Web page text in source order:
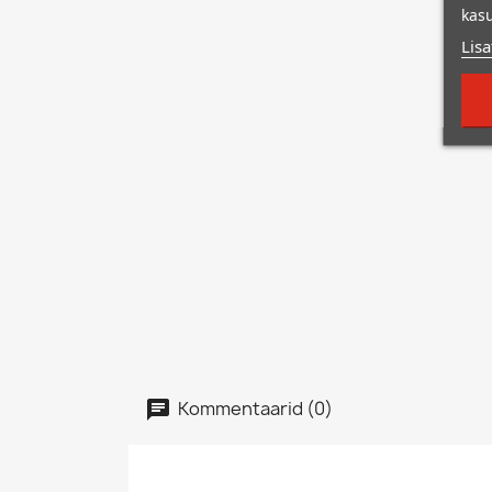
Kommentaarid (0)